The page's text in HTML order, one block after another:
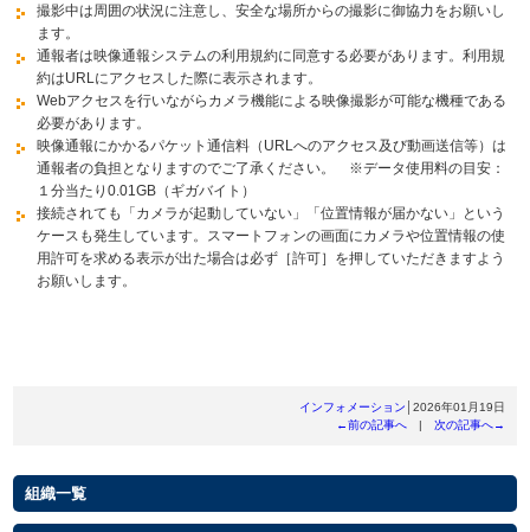
撮影中は周囲の状況に注意し、安全な場所からの撮影に御協力をお願いし
ます。
通報者は映像通報システムの利用規約に同意する必要があります。利用規
約はURLにアクセスした際に表示されます。
Webアクセスを行いながらカメラ機能による映像撮影が可能な機種である
必要があります。
映像通報にかかるパケット通信料（URLへのアクセス及び動画送信等）は
通報者の負担となりますのでご了承ください。 ※データ使用料の目安：
１分当たり0.01GB（ギガバイト）
接続されても「カメラが起動していない」「位置情報が届かない」という
ケースも発生しています。スマートフォンの画面にカメラや位置情報の使
用許可を求める表示が出た場合は必ず［許可］を押していただきますよう
お願いします。
インフォメーション │2026年01月19日
←前の記事へ| 次の記事へ→